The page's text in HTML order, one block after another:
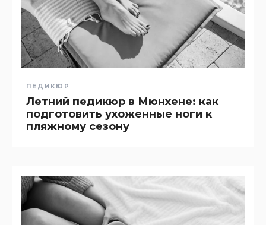
ПЕДИКЮР
Летний педикюр в Мюнхене: как
подготовить ухоженные ноги к
пляжному сезону